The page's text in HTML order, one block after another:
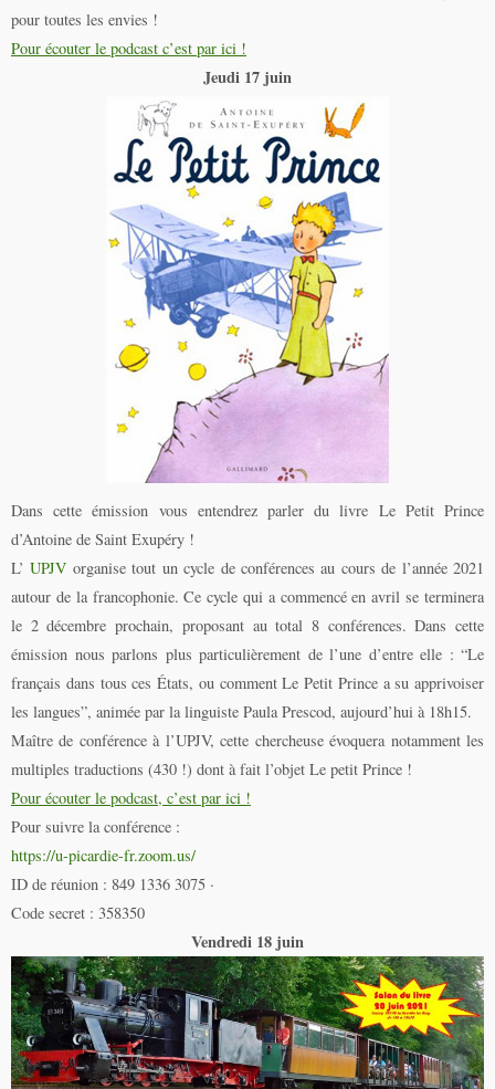
pour toutes les envies !
Pour écouter le podcast c’est par ici !
Jeudi 17 juin
Dans cette émission vous entendrez parler du livre Le Petit Prince
d’Antoine de Saint Exupéry !
L’UPJV organise tout un cycle de conférences au cours de l’année 2021
autour de la francophonie. Ce cycle qui a commencé en avril se terminera
le 2 décembre prochain, proposant au total 8 conférences. Dans cette
émission nous parlons plus particulièrement de l’une d’entre elle : “Le
français dans tous ces États, ou comment Le Petit Prince a su apprivoiser
les langues”, animée par la linguiste Paula Prescod, aujourd’hui à 18h15.
Maître de conférence à l’UPJV, cette chercheuse évoquera notamment les
multiples traductions (430 !) dont à fait l’objet Le petit Prince !
Pour écouter le podcast, c’est par ici !
Pour suivre la conférence :
https://u-picardie-fr.zoom.us/
ID de réunion : 849 1336 3075 ·
Code secret : 358350
Vendredi 18 juin